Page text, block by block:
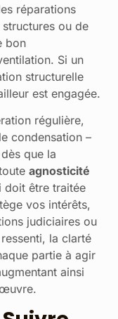
réparations
ou de
bon
Si un
structurelle
est engagée.
régulière,
condensation –
que la
agnosticité
doit être traitée
vos intérêts,
judiciaires ou
la clarté
partie à agir
ainsi